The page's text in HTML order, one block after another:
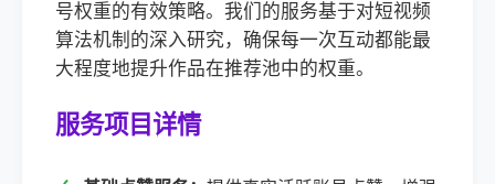
号权重的有效策略。我们的服务基于对短视频
算法机制的深入研究，确保每一次互动都能最
大程度地提升作品在推荐池中的权重。
服务项目详情